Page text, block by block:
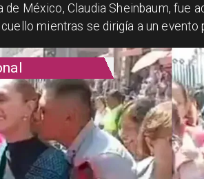
de México, Claudia Sheinbaum, fue
mientras se dirigía a un evento